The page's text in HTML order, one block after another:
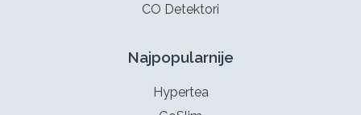
CO Detektori
Najpopularnije
Hypertea